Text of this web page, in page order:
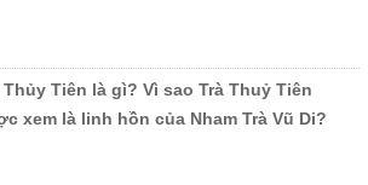
Thủy Tiên là gì? Vì sao Trà Thuỷ Tiên
xem là linh hồn của Nham Trà Vũ Di?